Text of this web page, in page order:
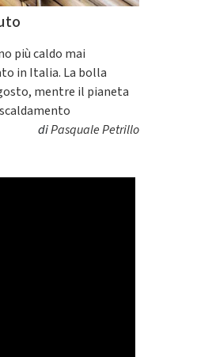
più caldo mai
in Italia. La bolla
mentre il pianeta
diPasquale Petrillo